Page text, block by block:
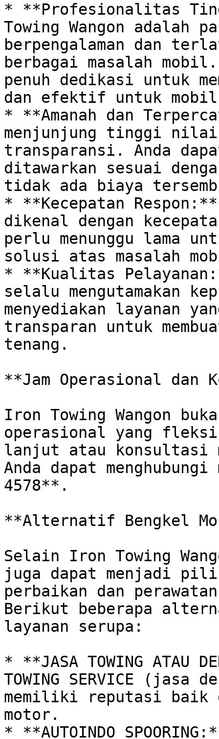
* **Profesionalitas
Towing Wangon adalah
berpengalaman dan
berbagai masalah
penuh dedikasi untuk
dan efektif untuk mobil
* **Amanah dan
menjunjung tinggi
transparansi. Anda
ditawarkan sesuai
tidak ada biaya
* **Kecepatan
dikenal dengan
perlu menunggu lama
solusi atas masalah
* **Kualitas
selalu mengutamakan
menyediakan layanan
transparan untuk
tenang.
**Jam Operasional dan
Iron Towing Wangon
operasional yang
lanjut atau konsultasi
Anda dapat
4578**.
**Alternatif Bengkel
Selain Iron Towing
juga dapat menjadi
perbaikan dan
Berikut beberapa
layanan serupa:
* **JASA TOWING ATAU
TOWING SERVICE
memiliki reputasi baik
motor.
* **AUTOINDO